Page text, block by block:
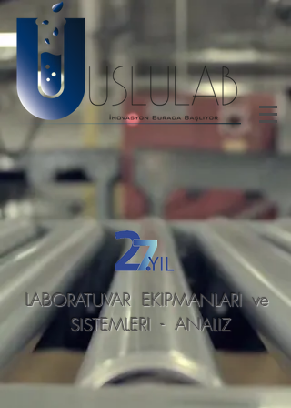
LABORATUVAR EKIPMANLARI ve
SISTEMLERI - ANALIZ